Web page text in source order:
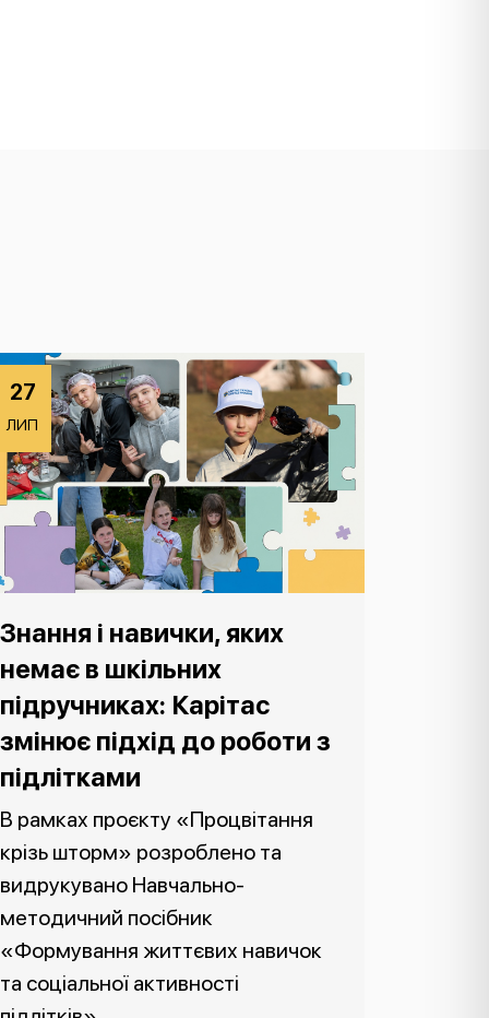
27
ЛИП
Знання і навички, яких
немає в шкільних
підручниках: Карітас
змінює підхід до роботи з
підлітками
В рамках проєкту «Процвітання
крізь шторм» розроблено та
видрукувано Навчально-
методичний посібник
«Формування життєвих навичок
та соціальної активності